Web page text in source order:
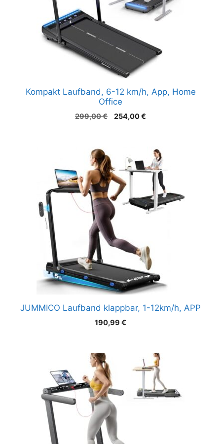
Kompakt Laufband, 6-12 km/h, App, Home
Office
299,00€
Ursprünglicher
254,00€
254,00 €.
JUMMICO Laufband klappbar, 1-12km/h, APP
190,99 €